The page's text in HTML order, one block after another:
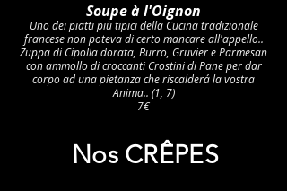
Soupe à l'Oignon
Uno dei piatti più tipici della Cucina tradizionale
francese non poteva di certo mancare all'appello..
Zuppa di Cipolla dorata, Burro, Gruvier e Parmesan
con ammollo di croccanti Crostini di Pane per dar
corpo ad una pietanza che riscalderá la vostra
Anima.. (1, 7)
7€
Nos CRÊPES